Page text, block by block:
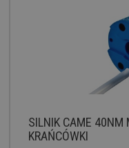
SILNIK CAME 40NM
KRAŃCÓWKI